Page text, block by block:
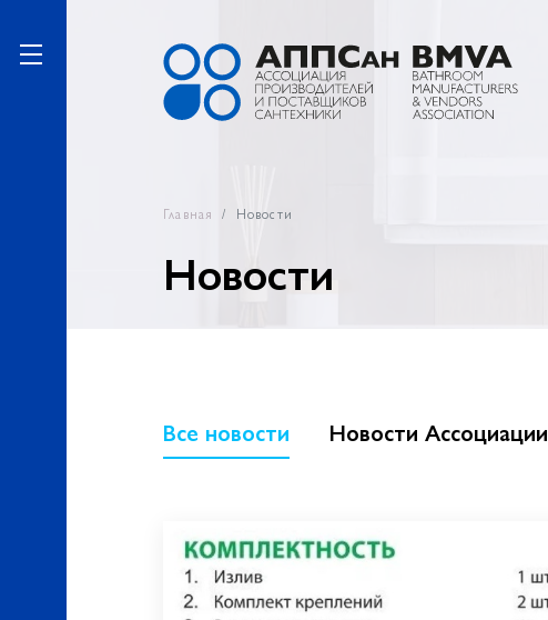
Главная Новости
Новости
Все новости Новости Ассоциации